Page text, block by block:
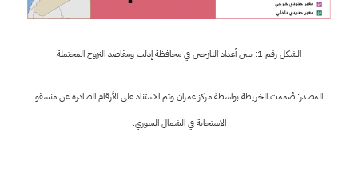
الشكل رقم 1: يبين أعداد النازحين في محافظة إدلب ومقاصد النزوح المحتملة
المصدر: صُممت الخريطة بواسطة مركز عمران وتم الاستناد على الأرقام الصادرة عن منسقو
الاستجابة في الشمال السوري.